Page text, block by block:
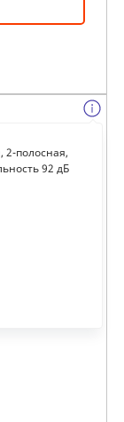
2-полосная,
92 дБ